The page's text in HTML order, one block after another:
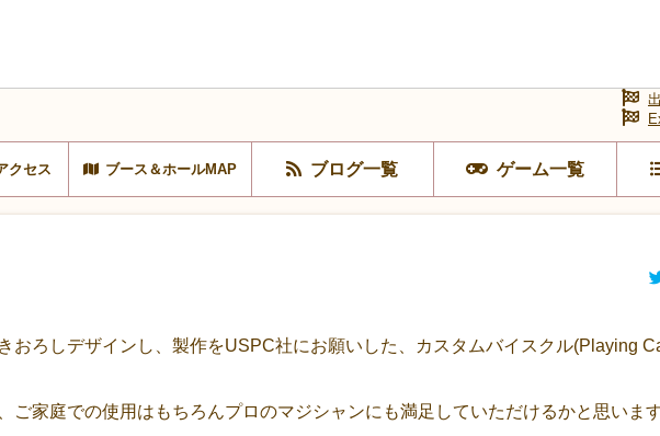
クセス ブース＆ホールMAP ブログ一覧 ゲーム一覧
おろしデザインし、製作をUSPC社にお願いした、カスタムバイスクル(Playing
ご家庭での使用はもちろんプロのマジシャンにも満足していただけるかと思います